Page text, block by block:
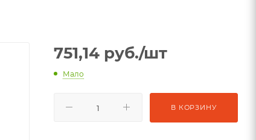
751,14 руб./шт
Мало
В КОРЗИНУ